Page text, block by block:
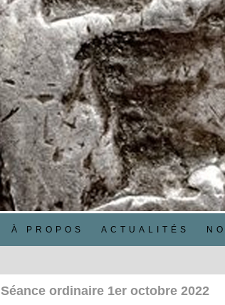
À PROPOS ACTUALITÉS
Séance ordinaire 1er octobre 2022